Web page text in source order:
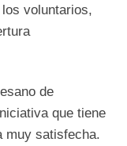
voluntarios,
de
que tiene
muy satisfecha.